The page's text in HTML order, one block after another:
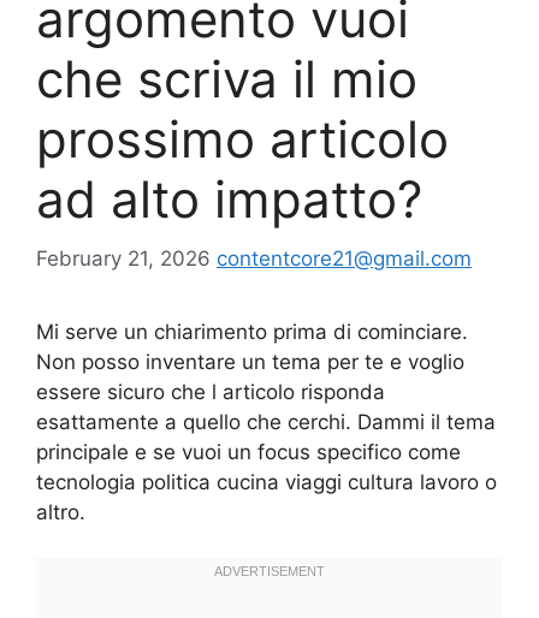
argomento vuoi
che scriva il mio
prossimo articolo
ad alto impatto?
February 21, 2026 contentcore21@gmail.com
Mi serve un chiarimento prima di cominciare.
Non posso inventare un tema per te e voglio
essere sicuro che l articolo risponda
esattamente a quello che cerchi. Dammi il tema
principale e se vuoi un focus specifico come
tecnologia politica cucina viaggi cultura lavoro o
altro.